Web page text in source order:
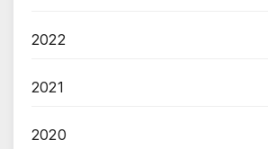
2022
2021
2020